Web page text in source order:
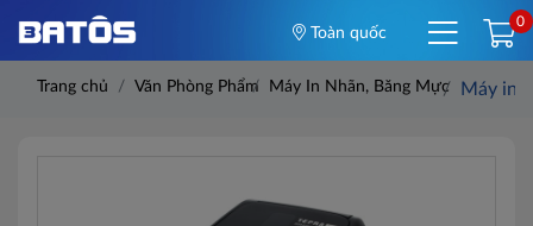
Toàn quốc
0
Trang chủ Văn Phòng Phẩm Máy In Nhãn, Băng Mực Máy in